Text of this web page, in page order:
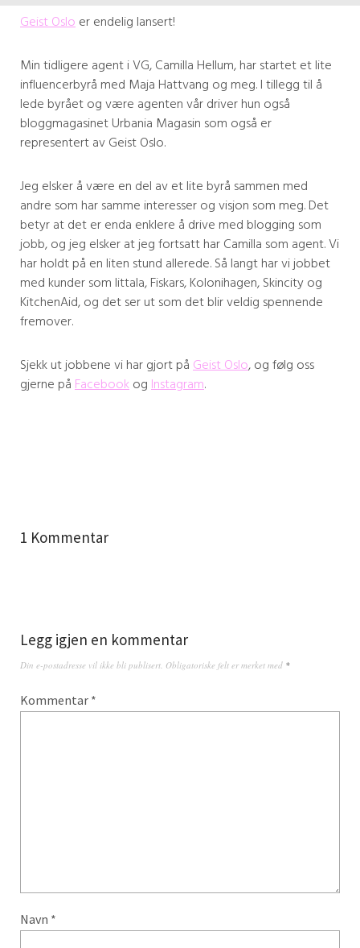
Geist Osloer endelig lansert!
Min tidligere agent i VG, Camilla Hellum, har startet et lite
influencerbyrå med Maja Hattvang og meg. I tillegg til å
lede byrået og være agenten vår driver hun også
bloggmagasinet Urbania Magasin som også er
representert av Geist Oslo.
Jeg elsker å være en del av et lite byrå sammen med
andre som har samme interesser og visjon som meg. Det
betyr at det er enda enklere å drive med blogging som
jobb, og jeg elsker at jeg fortsatt har Camilla som agent. Vi
har holdt på en liten stund allerede. Så langt har vi jobbet
med kunder som Iittala, Fiskars, Kolonihagen, Skincity og
KitchenAid, og det ser ut som det blir veldig spennende
fremover.
Sjekk ut jobbene vi har gjort påGeist Oslo, og følg oss
gjerne påFacebookogInstagram.
1 Kommentar
Legg igjen en kommentar
Din e-postadresse vil ikke bli publisert. Obligatoriske felt er merket med *
Kommentar *
Navn *